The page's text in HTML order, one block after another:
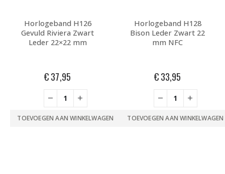
Horlogeband H126
Gevuld Riviera Zwart
Leder 22×22 mm
€37,95
TOEVOEGEN AAN WINKELWAGEN
Horlogeband H128
Bison Leder Zwart 22
mm NFC
€33,95
TOEVOEGEN AAN WINKELWAGEN